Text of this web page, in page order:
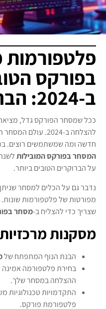
בפורקס
ב-2024: הבחירות שלנו
ככל שמסחר הפורקס גדל,
להצלחה ב-2024.
חדשה ומה שמשתמשים רוצים.
המסחר בפורקס המובילות
על הברוקרים הטובים ביותר.
נדבר גם על הכלים למסחר
מפורטות של פלטפורמות
שצריך כדי להצליח ב-מסחר
מסקנות מרכזיות
הבנת הנוף המתפתח של
בחירת פלטפורמה אמינה
ההצלחה במסחר שלך.
התקדמויות טכנולוגיות
פלטפורמת פורקס.